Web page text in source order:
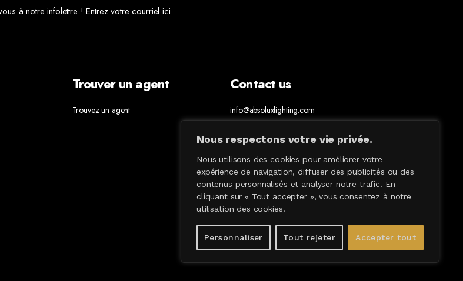
Nous respectons votre vie privée.
Nous utilisons des cookies pour améliorer votre
expérience de navigation, diffuser des publicités ou des
contenus personnalisés et analyser notre trafic. En
cliquant sur « Tout accepter », vous consentez à notre
utilisation des cookies.
Personnaliser Tout rejeter Accepter tout
à notre infolettre ! Entrez votre courriel ici.
Trouver un agent
Trouvez un agent
Contact us
info@absoluxlighting.com
514.807.5157
1.877.ABSOLUX